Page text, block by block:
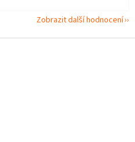
Zobrazit další hodnocení